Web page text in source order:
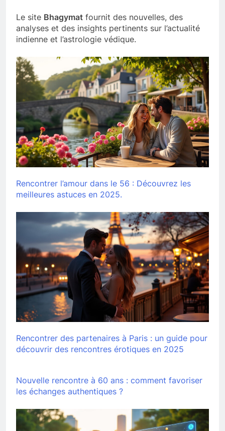
Le site Bhagymat fournit des nouvelles, des
analyses et des insights pertinents sur l’actualité
indienne et l’astrologie védique.
Rencontrer l’amour dans le 56 : Découvrez les
meilleures astuces en 2025.
Rencontrer des partenaires à Paris : un guide pour
découvrir des rencontres érotiques en 2025
Nouvelle rencontre à 60 ans : comment favoriser
les échanges authentiques ?